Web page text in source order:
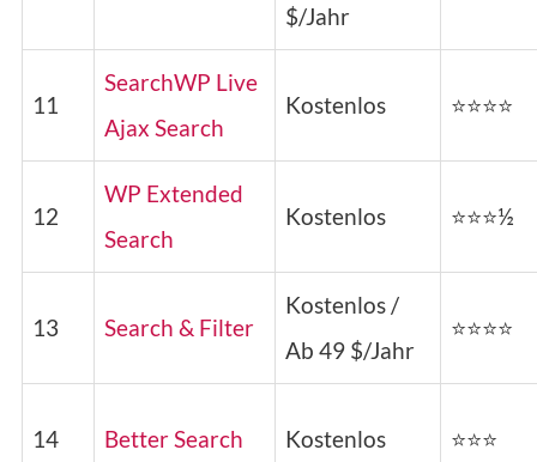
$/Jahr
11
SearchWP Live
Ajax Search
Kostenlos ⭐⭐⭐⭐
12
WP Extended
Search
Kostenlos ⭐⭐⭐½
13 Search & Filter
Kostenlos /
Ab 49 $/Jahr
⭐⭐⭐⭐
14 Better Search Kostenlos ⭐⭐⭐